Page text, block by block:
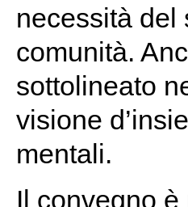
necessità del
comunità.
sottolineato
visione
mentali.
Il convegno